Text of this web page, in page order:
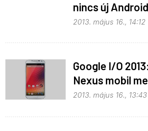
nincs új Android
2013. május 16., 14:12
Google I/O
Nexus mobil
2013. május 16., 13:43